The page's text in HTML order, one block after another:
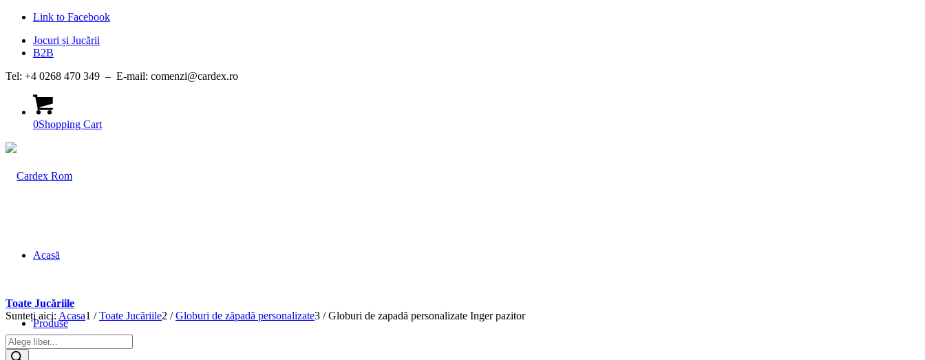
Link to Facebook
Jocuri și Jucării
B2B
Tel: +4 0268 470 349 – E-mail: comenzi@cardex.ro
0Shopping Cart
Acasă
Produse
Toate Jucăriile
Sunteți aici: Acasa1 / Toate Jucăriile2 / Globuri de zăpadă personalizate3 / Globuri de zapadă personalizate Inger pazitor
Products
search